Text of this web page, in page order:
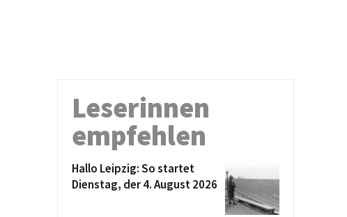
Leserinnen
empfehlen
Hallo Leipzig: So startet
Dienstag, der 4. August 2026